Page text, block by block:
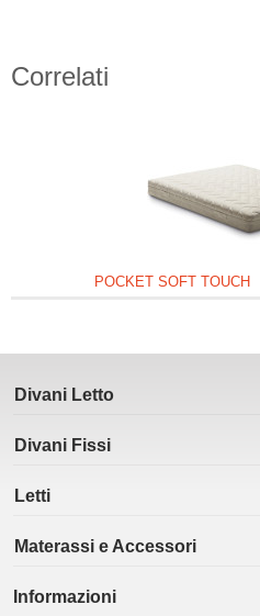
Correlati
POCKET SOFT TOUCH
Divani Letto
Divani Fissi
Letti
Materassi e Accessori
Informazioni